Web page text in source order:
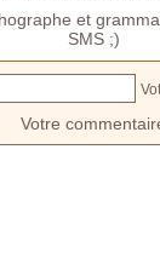
et
SMS ;)
Votre